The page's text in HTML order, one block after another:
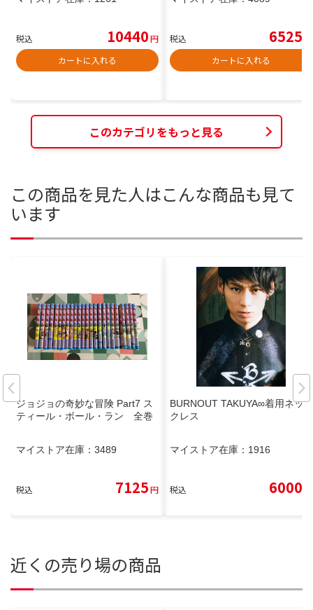
税込 10440円
カートに入れる
税込 6525
カートに入れる
このカテゴリをもっと見る
この商品を見た人はこんな商品も見て
います
ジョジョの奇妙な冒険 Part7 ス
ティール・ボール・ラン 全巻
マイストア在庫： 3489
税込 7125円
BURNOUT TAKUYA∞着用ネッ
クレス
マイストア在庫： 1916
税込 6000
近くの売り場の商品